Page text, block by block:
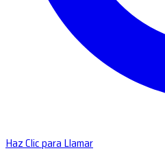
Haz Clic para Llamar